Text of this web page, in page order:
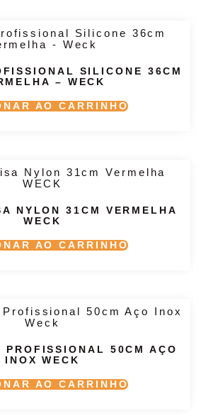
SILICONE 36CM
– WECK
AO CARRINHO
NYLON 31CM VERMELHA
WECK
AO CARRINHO
PROFISSIONAL 50CM AÇO
INOX WECK
AO CARRINHO